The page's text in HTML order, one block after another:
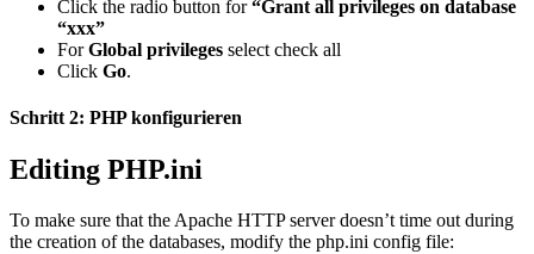
Click the radio button for“Grant all privileges on database
“xxx”
ForGlobal privileges select check all
Click Go.
Schritt 2: PHP konfigurieren
Editing PHP.ini
To make sure that the Apache HTTP server doesn’t time out during
the creation of the databases, modify the php.ini config file: